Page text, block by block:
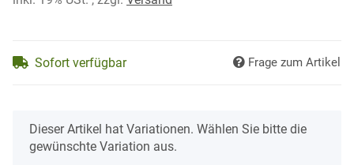
Sofort verfügbar Frage zum Artikel
x
Dieser Artikel hat Variationen. Wählen Sie bitte die
gewünschte Variation aus.